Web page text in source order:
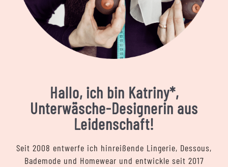
Hallo, ich bin Katriny*,
Unterwäsche-Designerin aus
Leidenschaft!
Seit 2008 entwerfe ich hinreißende Lingerie, Dessous,
Bademode und Homewear und entwickle seit 2017